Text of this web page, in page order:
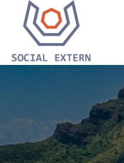
Notre groupe